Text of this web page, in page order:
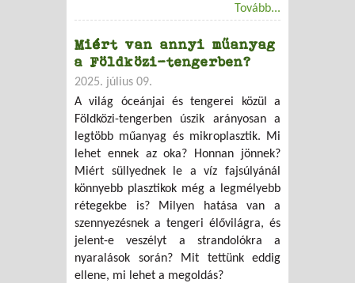
Tovább...
Miért van annyi műanyag
a Földközi-tengerben?
2025. július 09.
A világ óceánjai és tengerei közül a
Földközi-tengerben úszik arányosan a
legtöbb műanyag és mikroplasztik. Mi
lehet ennek az oka? Honnan jönnek?
Miért süllyednek le a víz fajsúlyánál
könnyebb plasztikok még a legmélyebb
rétegekbe is? Milyen hatása van a
szennyezésnek a tengeri élővilágra, és
jelent-e veszélyt a strandolókra a
nyaralások során? Mit tettünk eddig
ellene, mi lehet a megoldás?